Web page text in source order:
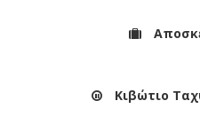
Κιβώτιο